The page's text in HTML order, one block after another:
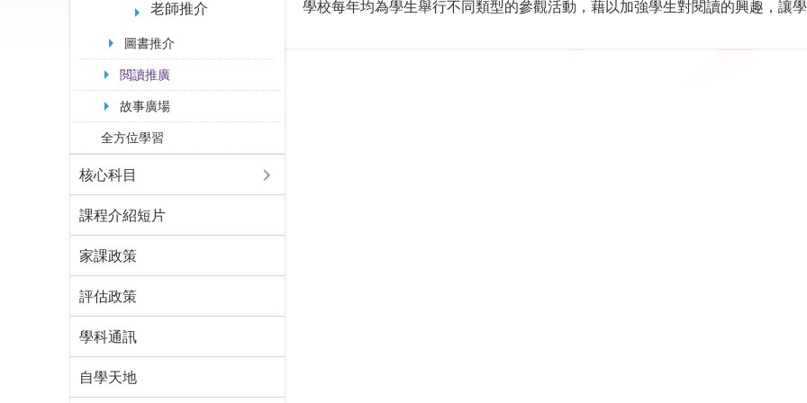
學校每年均為學生舉行不同類型的參觀活動，藉以加強學生對閱讀的興趣，讓學
老師推介
圖書推介
閲讀推廣
故事廣場
全方位學習
核心科目
課程介紹短片
家課政策
評估政策
學科通訊
自學天地